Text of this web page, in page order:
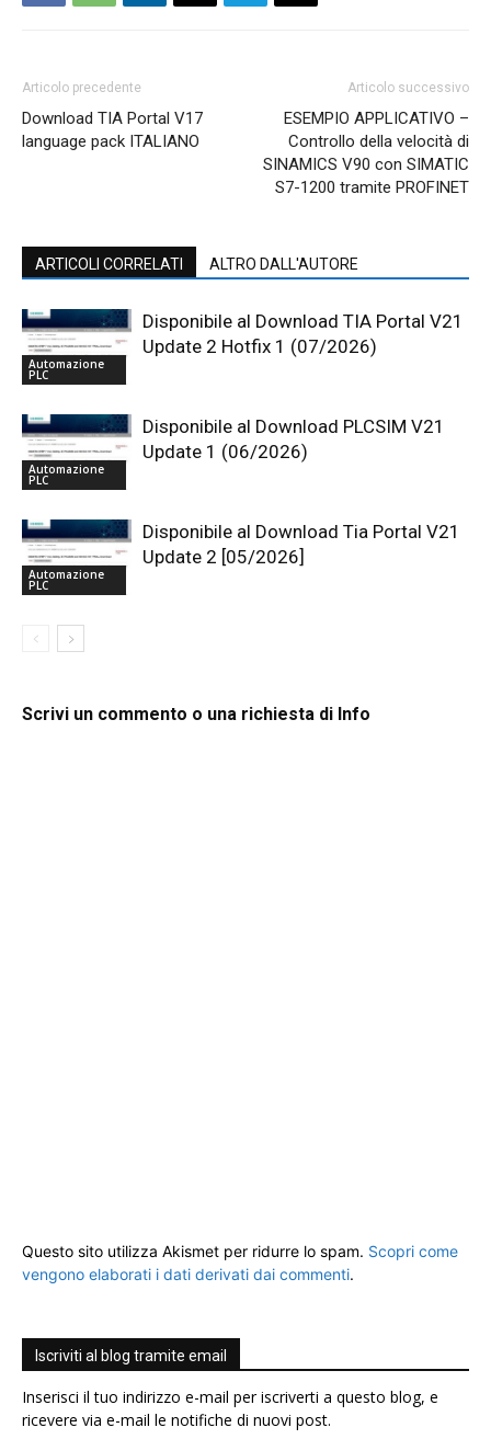
Articolo precedente
Download TIA Portal V17
language pack ITALIANO
Articolo successivo
ESEMPIO APPLICATIVO –
Controllo della velocità di
SINAMICS V90 con SIMATIC
S7-1200 tramite PROFINET
ARTICOLI CORRELATI ALTRO DALL'AUTORE
Automazione
PLC
Disponibile al Download TIA Portal V21
Update 2 Hotfix 1 (07/2026)
Automazione
PLC
Disponibile al Download PLCSIM V21
Update 1 (06/2026)
Automazione
PLC
Disponibile al Download Tia Portal V21
Update 2 [05/2026]
Scrivi un commento o una richiesta di Info
Questo sito utilizza Akismet per ridurre lo spam. Scopri come
vengono elaborati i dati derivati dai commenti.
Iscriviti al blog tramite email
Inserisci il tuo indirizzo e-mail per iscriverti a questo blog, e
ricevere via e-mail le notifiche di nuovi post.